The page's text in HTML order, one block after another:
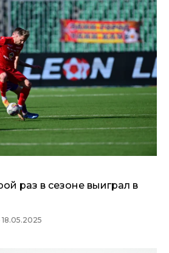
раз в сезоне выиграл в